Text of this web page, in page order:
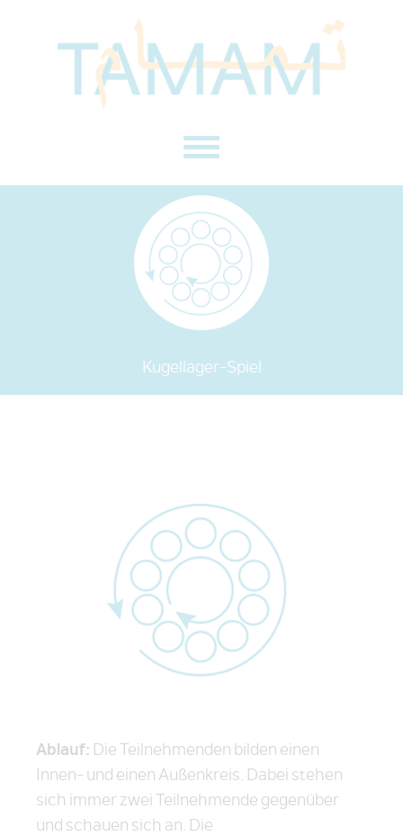
Kugellager-Spiel
Ablauf: Die Teilnehmenden bilden einen
Innen- und einen Außenkreis. Dabei stehen
sich immer zwei Teilnehmende gegenüber
und schauen sich an. Die